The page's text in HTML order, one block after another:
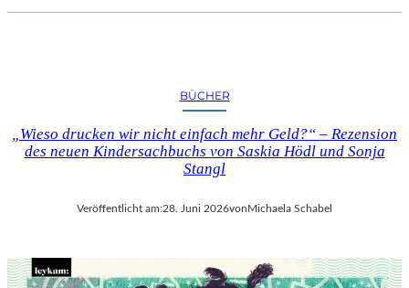
BÜCHER
„Wieso drucken wir nicht einfach mehr Geld?“ – Rezension
des neuen Kindersachbuchs von Saskia Hödl und Sonja
Stangl
Veröffentlicht am:28. Juni 2026vonMichaela Schabel